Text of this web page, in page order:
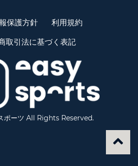
保護方針
利用規約
取引法に基づく表記
ポーツ All Rights Reserved.